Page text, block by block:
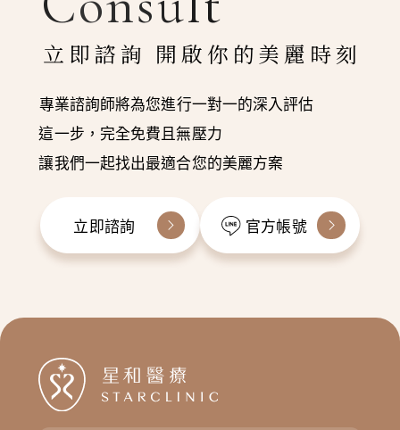
立即諮詢 開啟你的美麗時刻
專業諮詢師將為您進行一對一的深入評估
這一步，完全免費且無壓力
讓我們一起找出最適合您的美麗方案
立即諮詢 官方帳號